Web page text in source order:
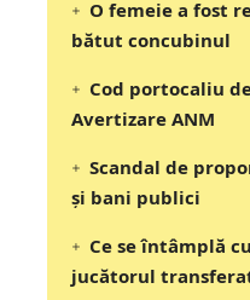
O femeie a fost
bătut concubinul
Cod portocaliu
Avertizare ANM
Scandal de
și bani publici
Ce se întâmplă
jucătorul